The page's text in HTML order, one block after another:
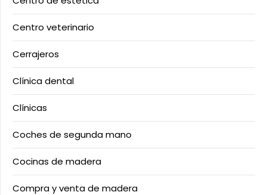
Centro veterinario
Cerrajeros
Clínica dental
Clínicas
Coches de segunda mano
Cocinas de madera
Compra y venta de madera